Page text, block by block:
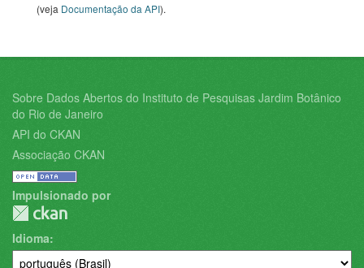
(veja Documentação da API).
Sobre Dados Abertos do Instituto de Pesquisas Jardim Botânico
do Rio de Janeiro
API do CKAN
Associação CKAN
Impulsionado por
Idioma